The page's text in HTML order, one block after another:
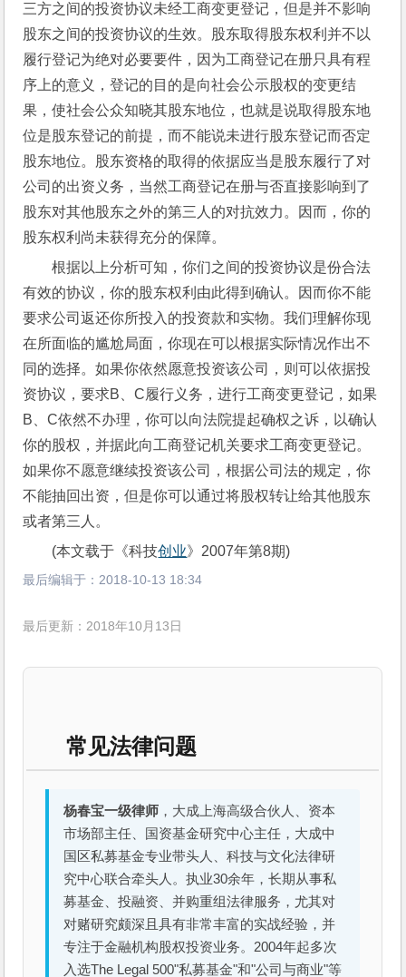
三方之间的投资协议未经工商变更登记，但是并不影响
股东之间的投资协议的生效。股东取得股东权利并不以
履行登记为绝对必要要件，因为工商登记在册只具有程
序上的意义，登记的目的是向社会公示股权的变更结
果，使社会公众知晓其股东地位，也就是说取得股东地
位是股东登记的前提，而不能说未进行股东登记而否定
股东地位。股东资格的取得的依据应当是股东履行了对
公司的出资义务，当然工商登记在册与否直接影响到了
股东对其他股东之外的第三人的对抗效力。因而，你的
股东权利尚未获得充分的保障。
根据以上分析可知，你们之间的投资协议是份合法
有效的协议，你的股东权利由此得到确认。因而你不能
要求公司返还你所投入的投资款和实物。我们理解你现
在所面临的尴尬局面，你现在可以根据实际情况作出不
同的选择。如果你依然愿意投资该公司，则可以依据投
资协议，要求B、C履行义务，进行工商变更登记，如果
B、C依然不办理，你可以向法院提起确权之诉，以确认
你的股权，并据此向工商登记机关要求工商变更登记。
如果你不愿意继续投资该公司，根据公司法的规定，你
不能抽回出资，但是你可以通过将股权转让给其他股东
或者第三人。
(本文载于《科技创业》2007年第8期)
最后编辑于： 2018-10-13 18:34
最后更新：2018年10月13日
常见法律问题
杨春宝一级律师 ，大成上海高级合伙人、资本
市场部主任、国资基金研究中心主任，大成中
国区私募基金专业带头人、科技与文化法律研
究中心联合牵头人。执业30余年，长期从事私
募基金、投融资、并购重组法律服务，尤其对
对赌研究颇深且具有非常丰富的实战经验，并
专注于金融机构股权投资业务。2004年起多次
入选The Legal 500"私募基金"和"公司与商业"等